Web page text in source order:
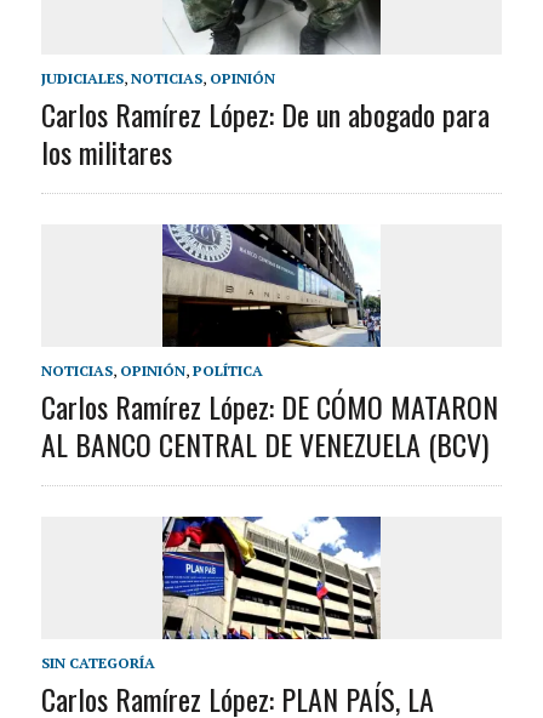
JUDICIALES, NOTICIAS, OPINIÓN
Carlos Ramírez López: De un abogado para
los militares
NOTICIAS, OPINIÓN, POLÍTICA
Carlos Ramírez López: DE CÓMO MATARON
AL BANCO CENTRAL DE VENEZUELA (BCV)
SIN CATEGORÍA
Carlos Ramírez López: PLAN PAÍS, LA